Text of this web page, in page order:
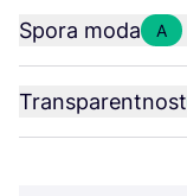
Spora moda A
Transparentnost